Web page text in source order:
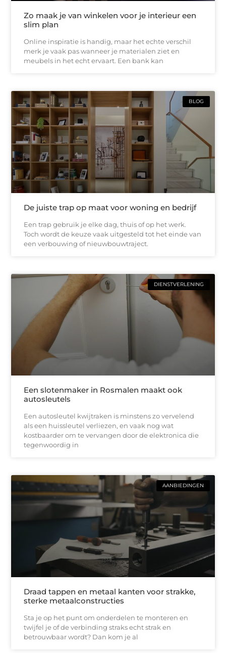
Zo maak je van winkelen voor je interieur een
slim plan
Online inspiratie is handig, maar het echte verschil
merk je vaak pas wanneer je materialen ziet en
meubels in het echt ervaart. Een bank kan
BLOG
De juiste trap op maat voor woning en bedrijf
Een trap gebruik je elke dag, thuis of op het werk.
Toch wordt de keuze vaak uitgesteld tot het einde van
een verbouwing of nieuwbouwtraject.
DIENSTVERLENING
Een slotenmaker in Rosmalen maakt ook
autosleutels
Een autosleutel kwijtraken is minstens zo vervelend
als een huissleutel verliezen, en vaak nog wat
kostbaarder om te vervangen door de elektronica die
tegenwoordig in
AANBIEDINGEN
Draad tappen en metaal kanten voor strakke,
sterke metaalconstructies
Sta je op het punt om onderdelen te monteren en
twijfel je of de verbinding straks echt strak en
betrouwbaar wordt? Dan kom je al